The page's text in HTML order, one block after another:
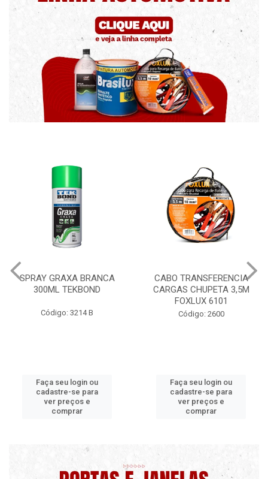
CABO TRANSFERENCIA
CARGAS CHUPETA 3,5M
Código: 2600
Faça seu login ou
cadastre-se para
ver preços e
comprar
CHAVE DE RODA TIPO CRUZ
17X19X21X23 FOX 4513
Código: 2628
Faça seu login ou
cadastre-se para
ver preços e
comprar